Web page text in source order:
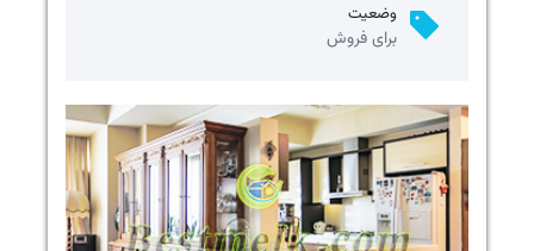
وضعیت
برای فروش